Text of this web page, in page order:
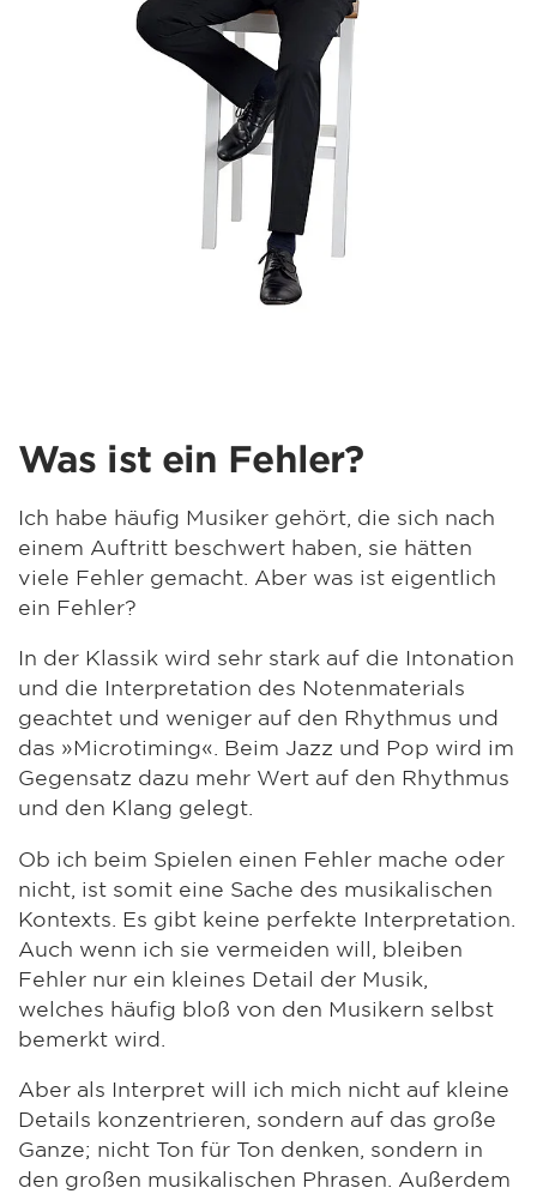
Was ist ein Fehler?
Ich habe häufig Musiker gehört, die sich nach
einem Auftritt beschwert haben, sie hätten
viele Fehler gemacht. Aber was ist eigentlich
ein Fehler?
In der Klassik wird sehr stark auf die Intonation
und die Interpretation des Notenmaterials
geachtet und weniger auf den Rhythmus und
das »Microtiming«. Beim Jazz und Pop wird im
Gegensatz dazu mehr Wert auf den Rhythmus
und den Klang gelegt.
Ob ich beim Spielen einen Fehler mache oder
nicht, ist somit eine Sache des musikalischen
Kontexts. Es gibt keine perfekte Interpretation.
Auch wenn ich sie vermeiden will, bleiben
Fehler nur ein kleines Detail der Musik,
welches häufig bloß von den Musikern selbst
bemerkt wird.
Aber als Interpret will ich mich nicht auf kleine
Details konzentrieren, sondern auf das große
Ganze; nicht Ton für Ton denken, sondern in
den großen musikalischen Phrasen. Außerdem